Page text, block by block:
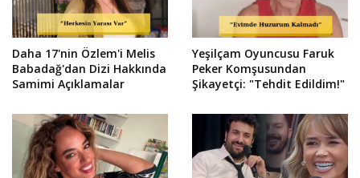
Daha 17'nin Özlem'i Melis
Babadağ'dan Dizi Hakkında
Samimi Açıklamalar
Yeşilçam Oyuncusu Faruk
Peker Komşusundan
Şikayetçi: "Tehdit Edildim!"